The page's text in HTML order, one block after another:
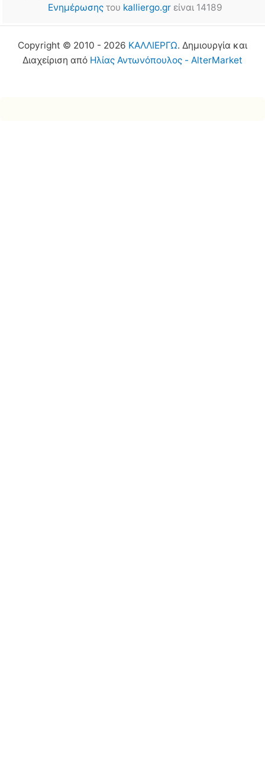
Ενημέρωσηςτου kalliergo.grείναι 14189
Copyright © 2010 - 2026 ΚΑΛΛΙΕΡΓΩ. Δημιουργία και
Διαχείριση από Ηλίας Αντωνόπουλος - AlterMarket